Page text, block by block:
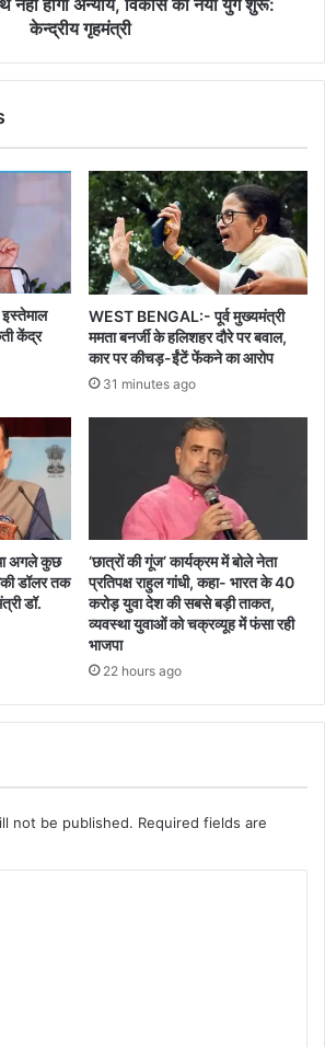
केन्द्रीय गृहमंत्री
इस्तेमाल
केंद्र
WEST BENGAL:- पूर्व मुख्यमंत्री
ममता बनर्जी के हलिशहर दौरे पर बवाल,
कार पर कीचड़-ईंटें फेंकने का आरोप
31 minutes ago
अगले कुछ
डॉलर तक
डॉ.
‘छात्रों की गूंज’ कार्यक्रम में बोले नेता
प्रतिपक्ष राहुल गांधी, कहा- भारत के 40
करोड़ युवा देश की सबसे बड़ी ताकत,
व्यवस्था युवाओं को चक्रव्यूह में फंसा रही
भाजपा
22 hours ago
not be published. Required fields are